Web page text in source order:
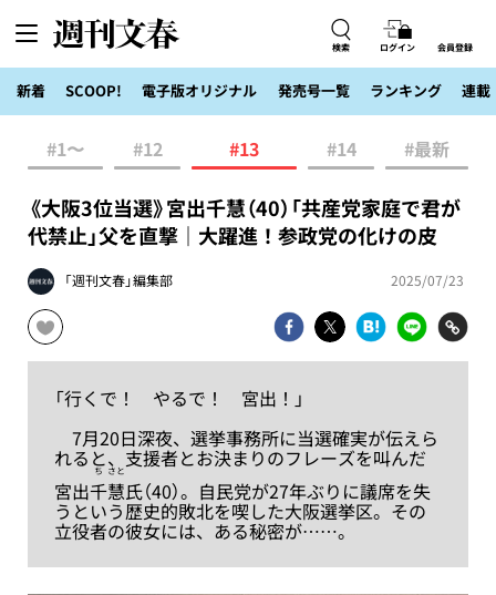
検索 ログイン 会員登録
新着 SCOOP! 電子版オリジナル 発売号一覧 ランキング 連載
#1〜 #12 #13 #14 #最新
《大阪3位当選》宮出千慧（40）「共産党家庭で君が
代禁止」父を直撃｜大躍進！参政党の化けの皮
「週刊文春」編集部 2025/07/23
「行くで！ やるで！ 宮出！」
7月20日深夜、選挙事務所に当選確実が伝えら
れると、支援者とお決まりのフレーズを叫んだ
宮出千
ち
慧
さと
氏（40）。自民党が27年ぶりに議席を失
うという歴史的敗北を喫した大阪選挙区。その
立役者の彼女には、ある秘密が……。